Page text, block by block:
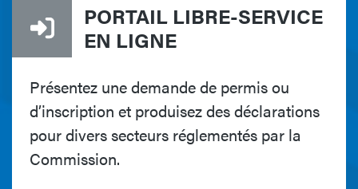
PORTAIL LIBRE-SERVICE
EN LIGNE
Présentez une demande de permis ou
d’inscription et produisez des déclarations
pour divers secteurs réglementés par la
Commission.